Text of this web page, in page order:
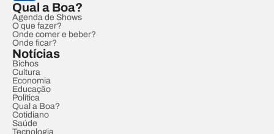
Qual a Boa?
Agenda de Shows
O que fazer?
Onde comer e beber?
Onde ficar?
Notícias
Bichos
Cultura
Economia
Educação
Política
Qual a Boa?
Cotidiano
Saúde
Tecnologia